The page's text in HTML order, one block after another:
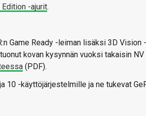
-ajurit.
Game Ready -leiman lisäksi 3D
kovan kysynnän vuoksi takaisin
(PDF).
10 -käyttöjärjestelmille ja ne tukevat